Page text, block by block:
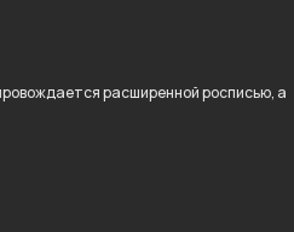
расширенной росписью, а